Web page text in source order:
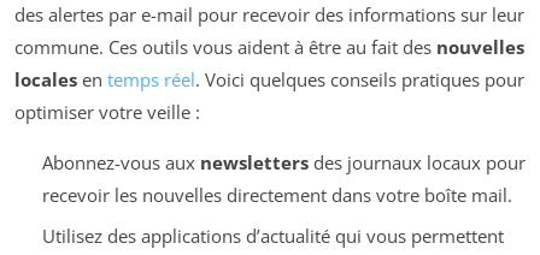
des alertes par e-mail pour recevoir des informations sur leur
commune. Ces outils vous aident à être au fait des nouvelles
locales en temps réel. Voici quelques conseils pratiques pour
optimiser votre veille :
Abonnez-vous aux newslettersdes journaux locaux pour
recevoir les nouvelles directement dans votre boîte mail.
Utilisez des applications d’actualité qui vous permettent